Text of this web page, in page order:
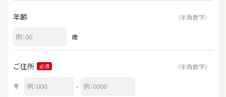
年齢 （半角数字）
歳
ご住所 必須 （半角数字）
〒
-